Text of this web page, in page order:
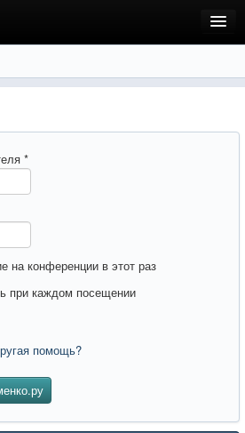
*
на конференции в этот раз
при каждом посещении
помощь?